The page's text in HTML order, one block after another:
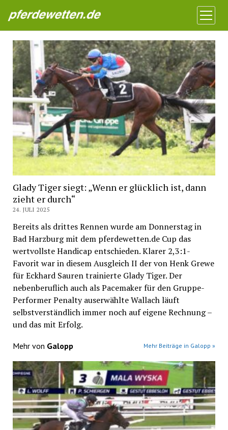
Pferdewetten News
Menü
öffnen
Glady Tiger siegt: „Wenn er glücklich ist, dann
zieht er durch“
24. JULI 2025
Bereits als drittes Rennen wurde am Donnerstag in
Bad Harzburg mit dem pferdewetten.de Cup das
wertvollste Handicap entschieden. Klarer 2,3:1-
Favorit war in diesem Ausgleich II der von Henk Grewe
für Eckhard Sauren trainierte Glady Tiger. Der
nebenberuflich auch als Pacemaker für den Gruppe-
Performer Penalty auserwählte Wallach läuft
selbstverständlich immer noch auf eigene Rechnung –
und das mit Erfolg.
Mehr von Galopp Mehr Beiträge in Galopp »